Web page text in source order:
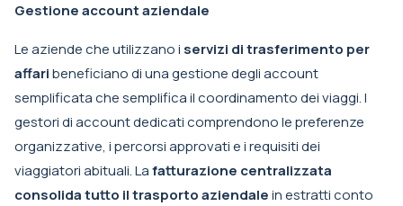
Gestione account aziendale
Le aziende che utilizzano i servizi di trasferimento per
affaribeneficiano di una gestione degli account
semplificata che semplifica il coordinamento dei viaggi. I
gestori di account dedicati comprendono le preferenze
organizzative, i percorsi approvati e i requisiti dei
viaggiatori abituali. Lafatturazione centralizzata
consolida tutto il trasporto aziendalein estratti conto